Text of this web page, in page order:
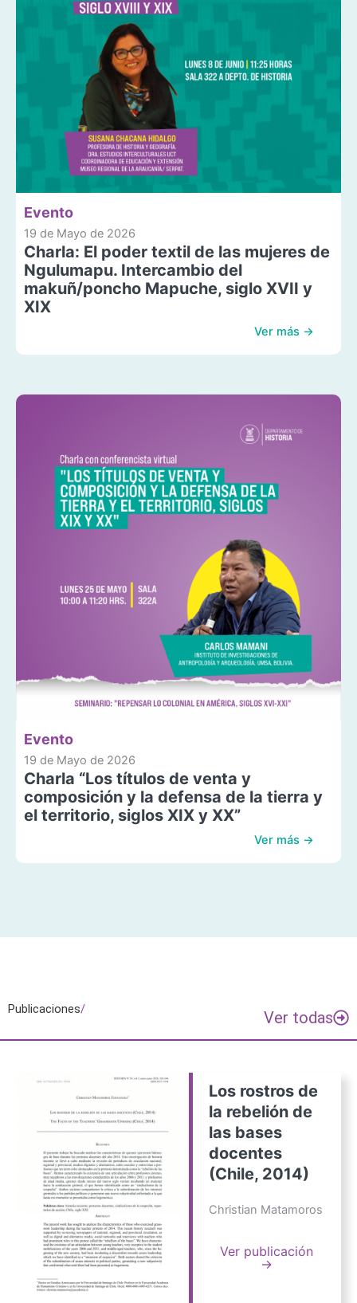
Evento
19 de Mayo de 2026
Charla: El poder textil de las mujeres de
Ngulumapu. Intercambio del
makuñ/poncho Mapuche, siglo XVII y
XIX
Ver más →
Evento
19 de Mayo de 2026
Charla “Los títulos de venta y
composición y la defensa de la tierra y
el territorio, siglos XIX y XX”
Ver más →
Publicaciones/ Ver todas
Los rostros de
la rebelión de
las bases
docentes
(Chile, 2014)
Christian Matamoros
Ver publicación
→